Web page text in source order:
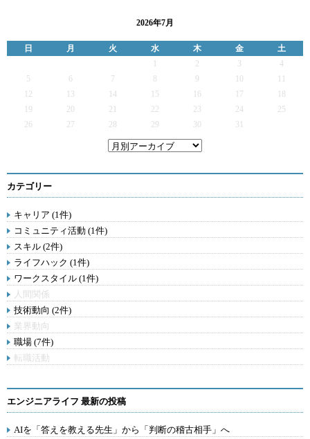
2026年7月
日 月 火 水 木 金
土
2 3
4
5
6 7 9
12
13 14 15 16 17
19
20 21 22 23 24
25
26
27 28 29 30 31
カテゴリー
キャリア (1件)
コミュニティ活動 (1件)
スキル (2件)
ライフハック (1件)
ワークスタイル (1件)
人間関係
技術動向 (2件)
業界動向
職場 (7件)
転職活動
エンジニアライフ 最新の投稿
AIを「答えを教える先生」から「判断の稽古相手」へ